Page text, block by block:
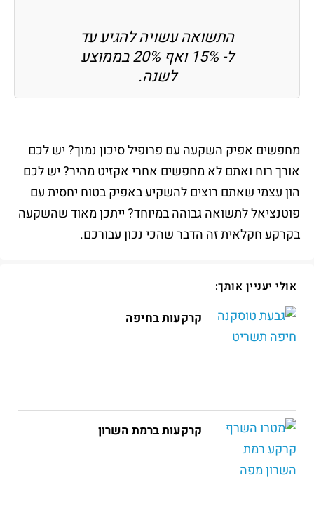
התשואה עשויה להגיע עד
ל- 15% ואף 20% בממוצע
לשנה.
מחפשים אפיק השקעה עם פרופיל סיכון נמוך? יש לכם
אורך רוח ואתם לא מחפשים אחרי אקזיט מהיר? יש לכם
הון עצמי שאתם רוצים להשקיע באפיק בטוח יחסית עם
פוטנציאל לתשואה גבוהה במיוחד? ייתכן מאוד שהשקעה
בקרקע חקלאית זה הדבר שהכי נכון עבורכם.
אולי יעניין אותך:
קרקעות בחיפה
קרקעות ברמת השרון